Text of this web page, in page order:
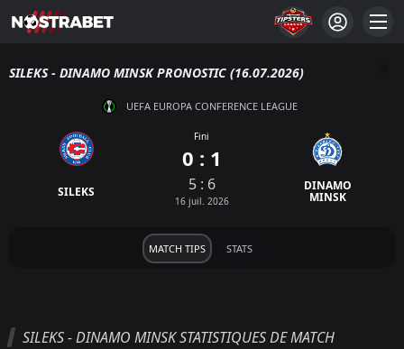
SILEKS - DINAMO MINSK PRONOSTIC (16.07.2026)
UEFA EUROPA CONFERENCE LEAGUE
SILEKS
Fini
0 : 1
5 : 6
16 juil. 2026
DINAMO
MINSK
MATCH TIPS STATS
SILEKS - DINAMO MINSK STATISTIQUES DE MATCH